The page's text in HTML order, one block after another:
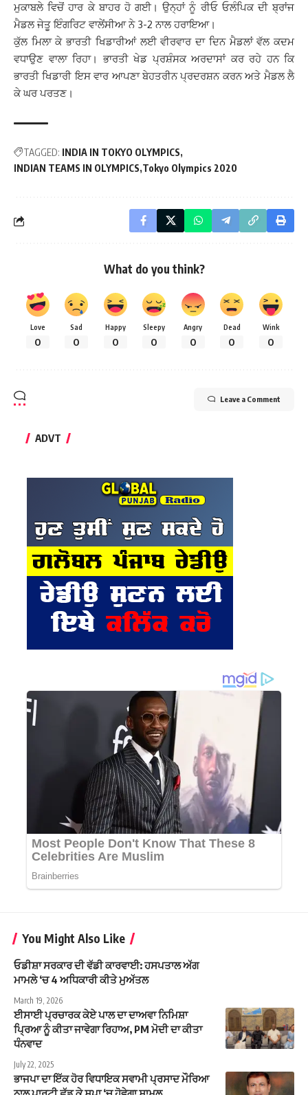
ਮੁਕਾਬਲੇ ਵਿਚੋਂ ਹਾਰ ਕੇ ਬਾਹਰ ਹੋ ਗਈ। ਉਨ੍ਹਾਂ ਨੂੰ ਰੀਓ ਓਲੰਪਿਕ ਦੀ ਬ੍ਰਾਂਜ
ਮੈਡਲ ਜੇਤੂ ਇੰਗਰਿਟ ਵਾਲੇਂਸੀਆ ਨੇ 3-2 ਨਾਲ ਹਰਾਇਆ।
ਕੁੱਲ ਮਿਲਾ ਕੇ ਭਾਰਤੀ ਖਿਡਾਰੀਆਂ ਲਈ ਵੀਰਵਾਰ ਦਾ ਦਿਨ ਮੈਡਲਾਂ ਵੱਲ ਕਦਮ
ਵਧਾਉਣ ਵਾਲਾ ਰਿਹਾ। ਭਾਰਤੀ ਖੇਡ ਪ੍ਰਸ਼ੰਸਕ ਅਰਦਾਸਾਂ ਕਰ ਰਹੇ ਹਨ ਕਿ
ਭਾਰਤੀ ਖਿਡਾਰੀ ਇਸ ਵਾਰ ਆਪਣਾ ਬੇਹਤਰੀਨ ਪ੍ਰਦਰਸ਼ਨ ਕਰਨ ਅਤੇ ਮੈਡਲ ਲੈ
ਕੇ ਘਰ ਪਰਤਣ।
TAGGED: INDIA IN TOKYO OLYMPICS
INDIAN TEAMS IN OLYMPICS Tokyo Olympics 2020
What do you think?
Love
0
Sad
0
Happy
0
Sleepy
0
Angry
0
Dead
0
Wink
0
Leave a Comment
ADVT
You Might Also Like
ਓਡੀਸ਼ਾ ਸਰਕਾਰ ਦੀ ਵੱਡੀ ਕਾਰਵਾਈ: ਹਸਪਤਾਲ ਅੱਗ
ਮਾਮਲੇ ‘ਚ 4 ਅਧਿਕਾਰੀ ਕੀਤੇ ਮੁਅੱਤਲ
March 19, 2026
ਈਸਾਈ ਪ੍ਰਚਾਰਕ ਕੇਏ ਪਾਲ ਦਾ ਦਾਅਵਾ ਨਿਮਿਸ਼ਾ
ਪ੍ਰਿਆ ਨੂੰ ਕੀਤਾ ਜਾਵੇਗਾ ਰਿਹਾਅ, PM ਮੋਦੀ ਦਾ ਕੀਤਾ
ਧੰਨਵਾਦ
July 22, 2025
ਭਾਜਪਾ ਦਾ ਇੱਕ ਹੋਰ ਵਿਧਾਇਕ ਸਵਾਮੀ ਪ੍ਰਸਾਦ ਮੌਰਿਆ